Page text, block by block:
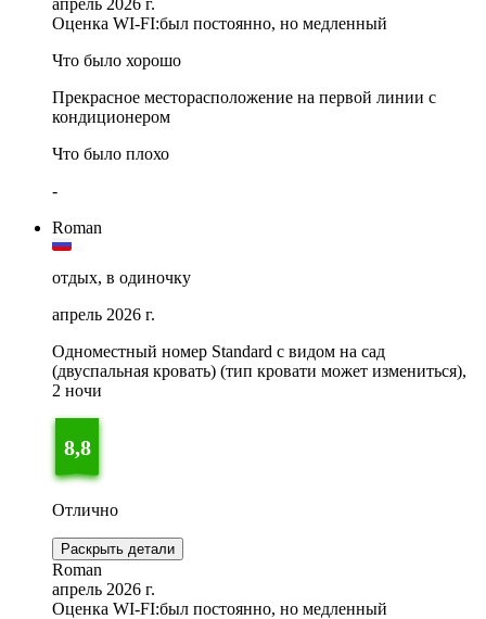
апрель 2026 г.
Оценка WI-FI:был постоянно, но медленный
Что было хорошо
Прекрасное месторасположение на первой линии с
кондиционером
Что было плохо
-
Roman
отдых, в одиночку
апрель 2026 г.
Одноместный номер Standard с видом на сад
(двуспальная кровать) (тип кровати может измениться),
2 ночи
8,8
Отлично
Раскрыть детали
Roman
апрель 2026 г.
Оценка WI-FI:был постоянно, но медленный